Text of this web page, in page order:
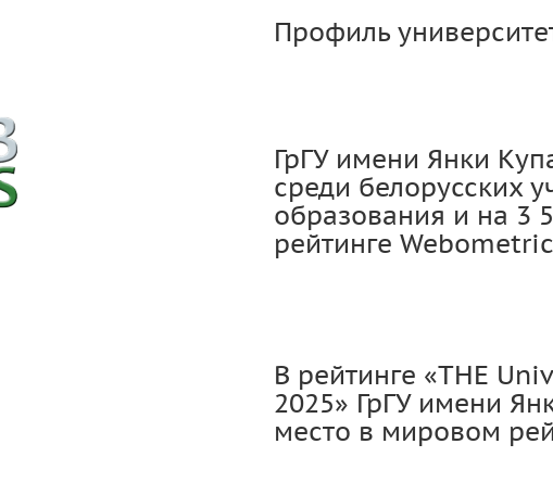
Профиль
ГрГУ имени Янки
среди белорусских
образования и на 3
рейтинге
В рейтинге «THE
2025» ГрГУ имени
место в мировом